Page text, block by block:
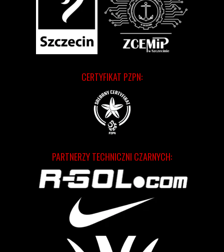
CERTYFIKAT PZPN:
PARTNERZY TECHNICZNI CZARNYCH: